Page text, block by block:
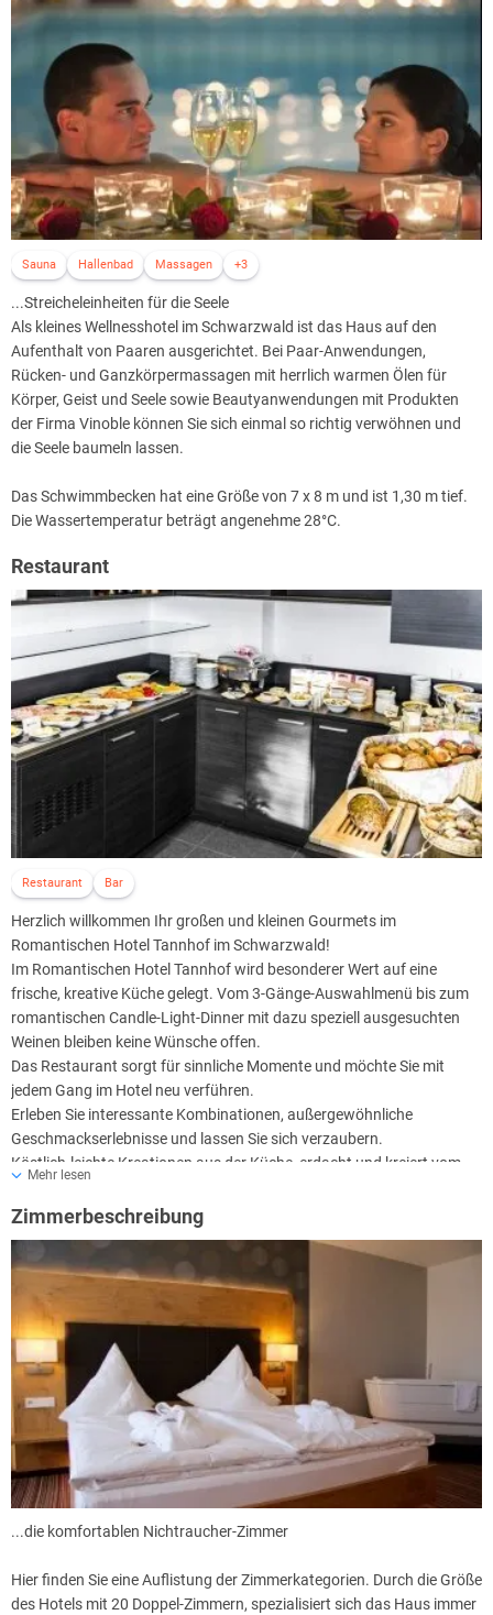
Sauna Hallenbad Massagen +3
...Streicheleinheiten für die Seele
Als kleines Wellnesshotel im Schwarzwald ist das Haus auf den
Aufenthalt von Paaren ausgerichtet. Bei Paar-Anwendungen,
Rücken- und Ganzkörpermassagen mit herrlich warmen Ölen für
Körper, Geist und Seele sowie Beautyanwendungen mit Produkten
der Firma Vinoble können Sie sich einmal so richtig verwöhnen und
die Seele baumeln lassen.
Das Schwimmbecken hat eine Größe von 7 x 8 m und ist 1,30 m tief.
Die Wassertemperatur beträgt angenehme 28°C.
Restaurant
Restaurant Bar
Herzlich willkommen Ihr großen und kleinen Gourmets im
Romantischen Hotel Tannhof im Schwarzwald!
Im Romantischen Hotel Tannhof wird besonderer Wert auf eine
frische, kreative Küche gelegt. Vom 3-Gänge-Auswahlmenü bis zum
romantischen Candle-Light-Dinner mit dazu speziell ausgesuchten
Weinen bleiben keine Wünsche offen.
Das Restaurant sorgt für sinnliche Momente und möchte Sie mit
jedem Gang im Hotel neu verführen.
Erleben Sie interessante Kombinationen, außergewöhnliche
Geschmackserlebnisse und lassen Sie sich verzaubern.
Köstlich-leichte Kreationen aus der Küche, erdacht und kreiert vom
Das Restaurant bleibt Sonntagabends geschlossen,
Nachmittagsimbiss und kein Abendessen gibt.
Mehr lesen
Zimmerbeschreibung
...die komfortablen Nichtraucher-Zimmer
Hier finden Sie eine Auflistung der Zimmerkategorien. Durch die Größe
des Hotels mit 20 Doppel-Zimmern, spezialisiert sich das Haus immer